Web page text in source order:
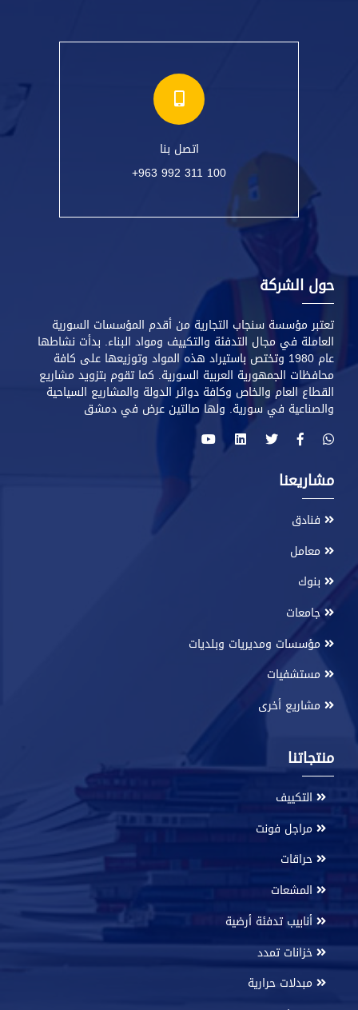
اتصل بنا
+963 992 311 100
حول الشركة
تعتبر مؤسسة سنجاب التجارية من أقدم المؤسسات السورية
العاملة في مجال التدفئة والتكييف ومواد البناء. بدأت نشاطها
عام 1980 وتختص باستيراد هذه المواد وتوزيعها على كافة
محافظات الجمهورية العربية السورية. كما تقوم بتزويد مشاريع
القطاع العام والخاص وكافة دوائر الدولة والمشاريع السياحية
والصناعية في سورية. ولها صالتين عرض في دمشق
مشاريعنا
فنادق
معامل
بنوك
جامعات
مؤسسات ومديريات وبلديات
مستشفيات
مشاريع أخرى
منتجاتنا
التكييف
مراجل فونت
حراقات
المشعات
أنابيب تدفئة أرضية
خزانات تمدد
مبدلات حرارية